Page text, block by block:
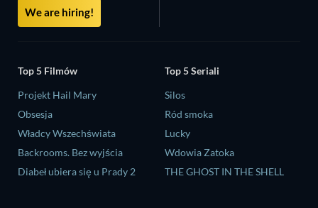
We are hiring!
Top 5 Filmów
Projekt Hail Mary
Obsesja
Władcy Wszechświata
Backrooms. Bez wyjścia
Diabeł ubiera się u Prady 2
Top 5 Seriali
Silos
Ród smoka
Lucky
Wdowia Zatoka
THE GHOST IN THE SHELL